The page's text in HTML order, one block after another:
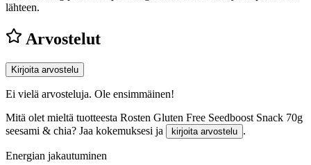
lähteen.
Arvostelut
Kirjoita arvostelu
Ei vielä arvosteluja. Ole ensimmäinen!
Mitä olet mieltä tuotteesta Rosten Gluten Free Seedboost Snack 70g
seesami & chia? Jaa kokemuksesi ja
kirjoita arvostelu .
Energian jakautuminen